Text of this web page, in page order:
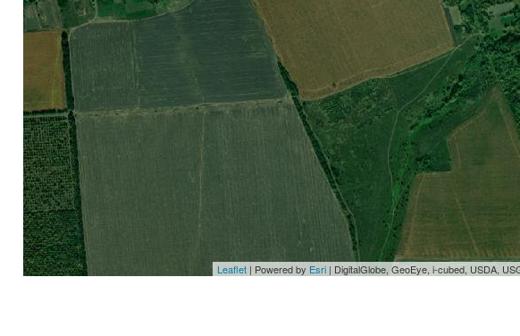
Leaflet| Powered by Esri| DigitalGlobe, GeoEye, i-cubed, USDA,